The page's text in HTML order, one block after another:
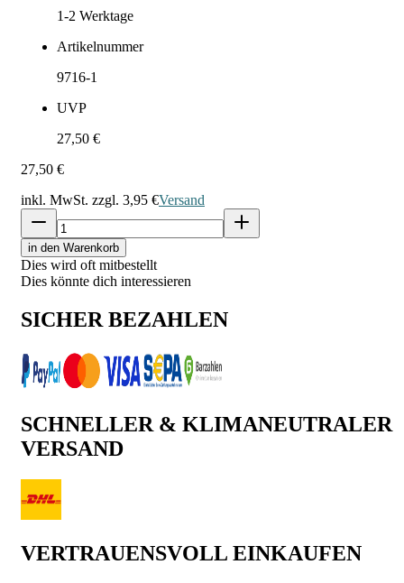
1-2 Werktage
Artikelnummer
9716-1
UVP
27,50 €
27,50 €
inkl. MwSt. zzgl. 3,95 €Versand
in den Warenkorb
Dies wird oft mitbestellt
Dies könnte dich interessieren
SICHER BEZAHLEN
SCHNELLER & KLIMANEUTRALER
VERSAND
VERTRAUENSVOLL EINKAUFEN